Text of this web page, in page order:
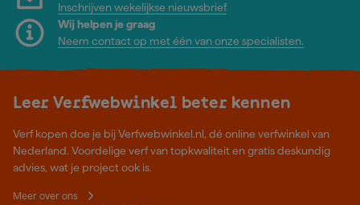
Inschrijven wekelijkse nieuwsbrief
Wij helpen je graag
Neem contact op met één van onze specialisten.
Leer Verfwebwinkel beter kennen
Verf kopen doe je bij Verfwebwinkel.nl, dé online verfwinkel van
Nederland. Voordelige verf van topkwaliteit en gratis deskundig
advies, wat je project ook is.
Meer over ons